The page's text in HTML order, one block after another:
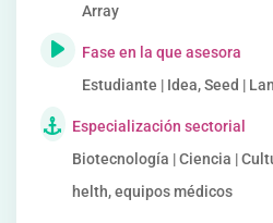
Array
Fase en la que asesora
Estudiante | Idea, Seed |
Especialización sectorial
Biotecnología | Ciencia |
helth, equipos médicos